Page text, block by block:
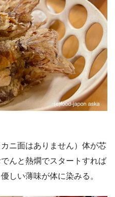
ニ面はありません）体が芯
んと熱燗でスタートすれば
しい薄味が体に染みる。